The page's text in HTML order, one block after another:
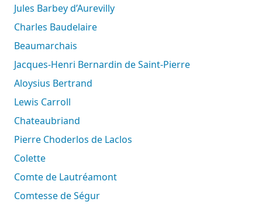
Jules Barbey d’Aurevilly
Charles Baudelaire
Beaumarchais
Jacques-Henri Bernardin de Saint-Pierre
Aloysius Bertrand
Lewis Carroll
Chateaubriand
Pierre Choderlos de Laclos
Colette
Comte de Lautréamont
Comtesse de Ségur